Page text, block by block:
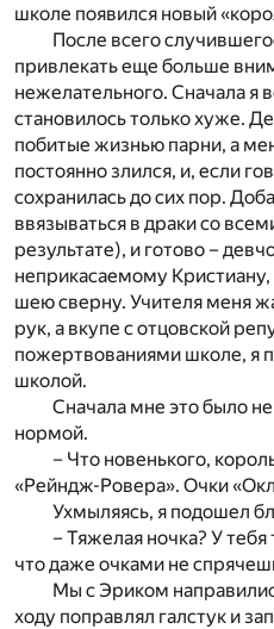
школе появился новый
После всего
привлекать еще больше
нежелательного. Сначала я
становилось только хуже.
побитые жизнью парни, а
постоянно злился, и, если
сохранилась до сих пор.
ввязываться в драки со
результате), и готово –
неприкасаемому Кристиану,
шею сверну. Учителя меня
рук, а вкупе с отцовской
пожертвованиями школе, я
школой.
Сначала мне это было
нормой.
– Что новенького,
«Рейндж-Ровера». Очки
Ухмыляясь, я подошел
– Тяжелая ночка? У
что даже очками не
Мы с Эриком
ходу поправлял галстук и